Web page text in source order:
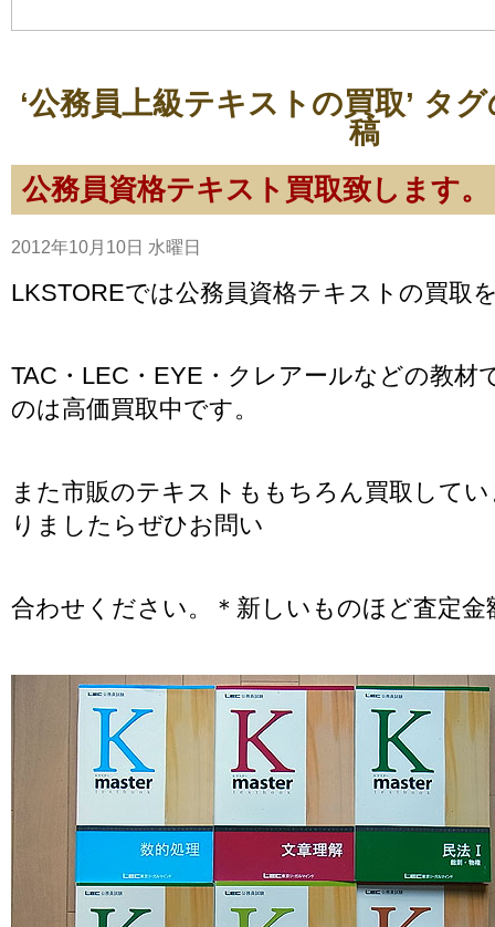
‘公務員上級テキストの買取’ タ
稿
公務員資格テキスト買取致します。
2012年10月10日 水曜日
LKSTOREでは公務員資格テキストの買取
TAC・LEC・EYE・クレアールなどの教材
のは高価買取中です。
また市販のテキストももちろん買取して
りましたらぜひお問い
合わせください。＊新しいものほど査定